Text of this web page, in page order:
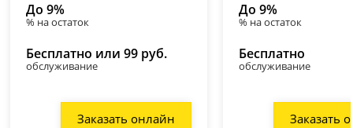
До 9%
% на остаток
Бесплатно или 99 руб.
обслуживание
Заказать онлайн
До 9%
% на остаток
Бесплатно
обслуживание
Заказать